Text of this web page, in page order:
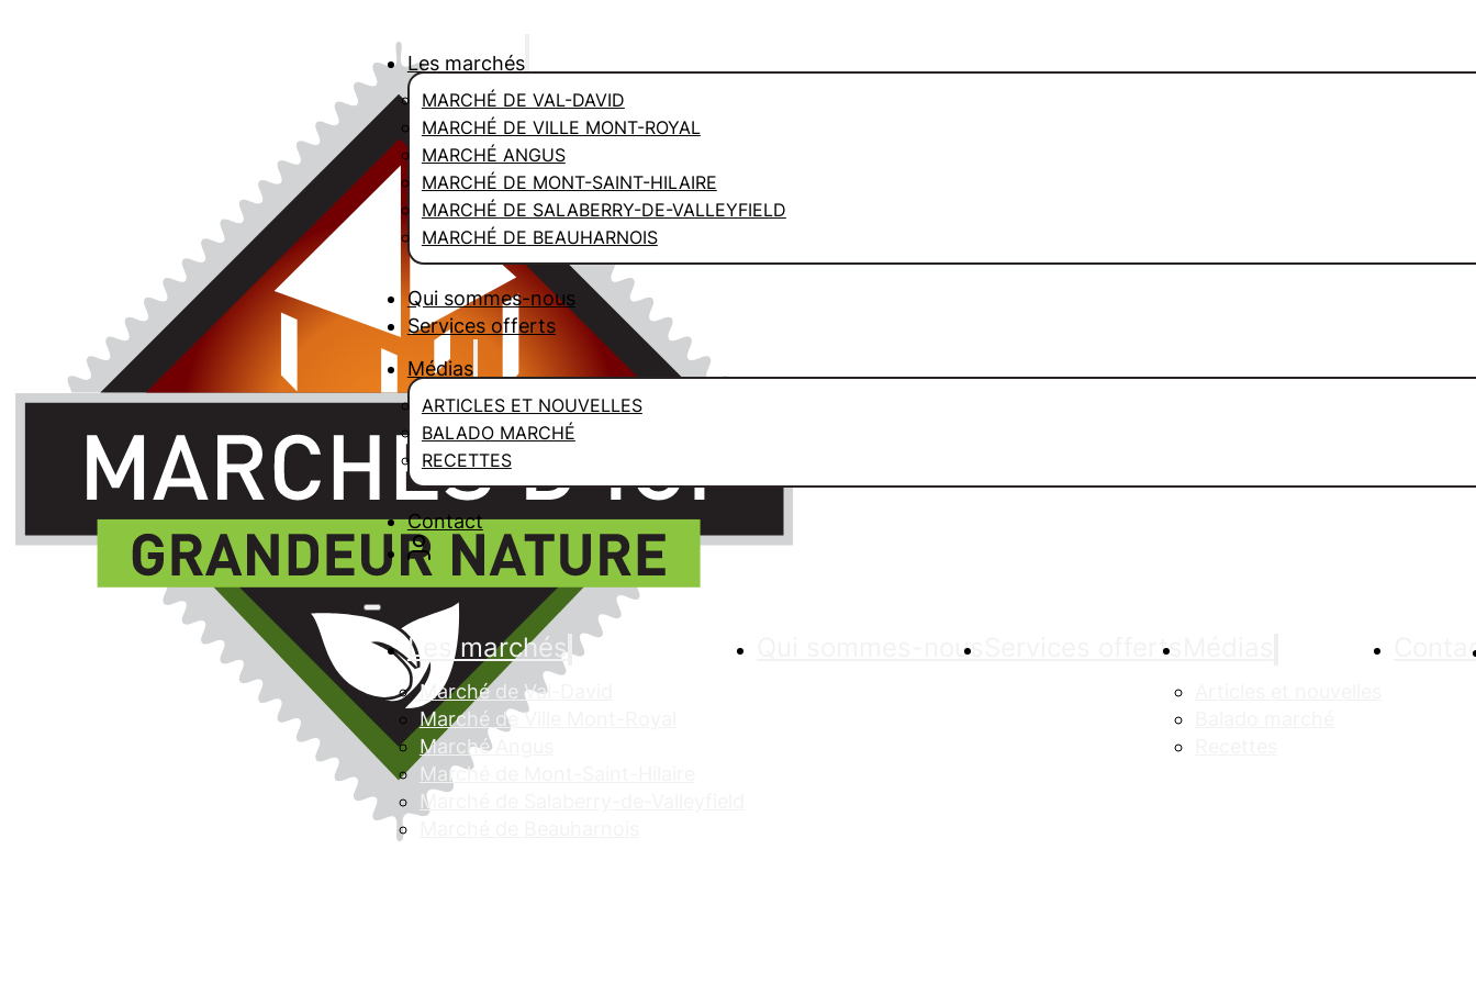
Les marchés
MARCHÉ DE VAL-DAVID
MARCHÉ DE VILLE MONT-ROYAL
MARCHÉ ANGUS
MARCHÉ DE MONT-SAINT-HILAIRE
MARCHÉ DE SALABERRY-DE-VALLEYFIELD
MARCHÉ DE BEAUHARNOIS
Qui sommes-nous
Services offerts
Médias
ARTICLES ET NOUVELLES
BALADO MARCHÉ
RECETTES
Contact
Les marchés
Marché de Val-David
Marché de Ville Mont-Royal
Marché Angus
Marché de Mont-Saint-Hilaire
Marché de Salaberry-de-Valleyfield
Qui sommes-nous Services offerts